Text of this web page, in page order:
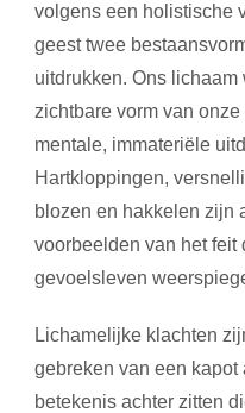
volgens een holistische
geest twee
uitdrukken. Ons
zichtbare vorm van
mentale, immateriële
Hartkloppingen,
blozen en hakkelen zijn
voorbeelden van het feit
gevoelsleven
Lichamelijke klachten
gebreken van een kapot
betekenis achter zitten